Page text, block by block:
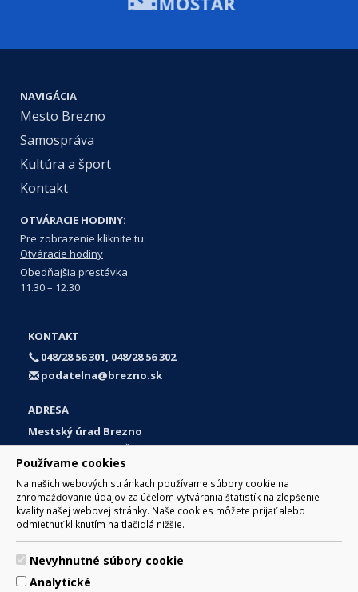
Používame cookies
Na našich webových stránkach používame súbory cookie na
zhromažďovanie údajov za účelom vytvárania štatistík na zlepšenie
kvality našej webovej stránky. Naše cookies môžete prijať alebo
odmietnuť kliknutím na tlačidlá nižšie.
Nevyhnutné súbory cookie
Analytické
NAVIGÁCIA
Mesto Brezno
Samospráva
Kultúra a šport
Kontakt
OTVÁRACIE HODINY:
Pre zobrazenie kliknite tu:
Otváracie hodiny
Obedňajšia prestávka
11.30 – 12.30
KONTAKT
048/28 56 301, 048/28 56 302
podatelna@brezno.sk
ADRESA
Mestský úrad Brezno
Námestie gen. M. R. Štefánika 1
977 01 Brezno
Slovakia (Slovak Republic)
© 2017 Mesto Brezno, Námestie gen. M. R. Štefánika 1, Brezno
977 01 Tel.: 048/28 56 301, 048/28 56 302 Email: